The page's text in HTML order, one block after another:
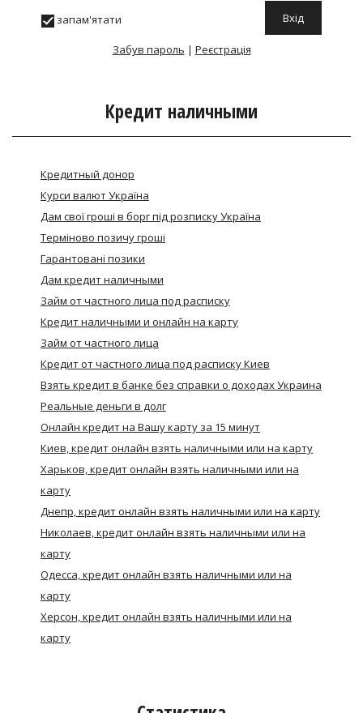
запам'ятати
Забув пароль | Реєстрація
Кредит наличными
Кредитный донор
Курси валют Україна
Дам свої гроші в борг під розписку Україна
Термiново позичу грошi
Гарантовані позики
Дам кредит наличными
Займ от частного лица под расписку
Кредит наличными и онлайн на карту
Займ от частного лица
Кредит от частного лица под расписку Киев
Взять кредит в банке без справки о доходах Украина
Реальные деньги в долг
Онлайн кредит на Вашу карту за 15 минут
Киев, кредит онлайн взять наличными или на карту
Харьков, кредит онлайн взять наличными или на
карту
Днепр, кредит онлайн взять наличными или на карту
Николаев, кредит онлайн взять наличными или на
карту
Одесса, кредит онлайн взять наличными или на
карту
Херсон, кредит онлайн взять наличными или на
карту